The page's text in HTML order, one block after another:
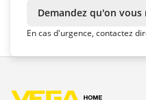
Demandez qu'on vous
En cas d'urgence, contactez